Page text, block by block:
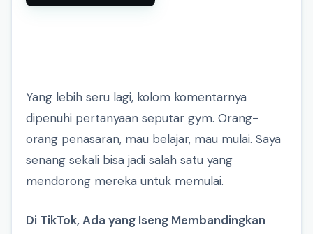
Yang lebih seru lagi, kolom komentarnya
dipenuhi pertanyaan seputar gym. Orang-
orang penasaran, mau belajar, mau mulai. Saya
senang sekali bisa jadi salah satu yang
mendorong mereka untuk memulai.
Di TikTok, Ada yang Iseng Membandingkan